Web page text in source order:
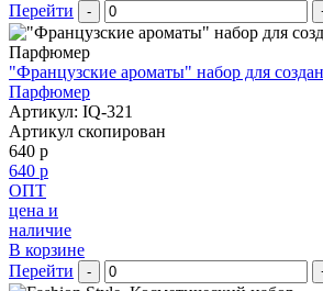
Перейти
-
"Французские ароматы" набор для
Парфюмер
Артикул: IQ-321
Артикул скопирован
640 р
640 р
ОПТ
цена и
наличие
В корзине
Перейти
-